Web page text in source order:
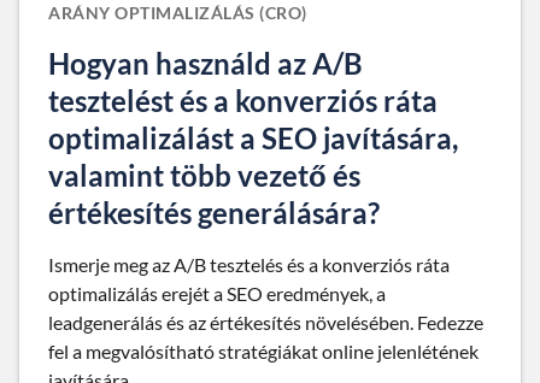
ARÁNY OPTIMALIZÁLÁS (CRO)
Hogyan használd az A/B
tesztelést és a konverziós ráta
optimalizálást a SEO javítására,
valamint több vezető és
értékesítés generálására?
Ismerje meg az A/B tesztelés és a konverziós ráta
optimalizálás erejét a SEO eredmények, a
leadgenerálás és az értékesítés növelésében. Fedezze
fel a megvalósítható stratégiákat online jelenlétének